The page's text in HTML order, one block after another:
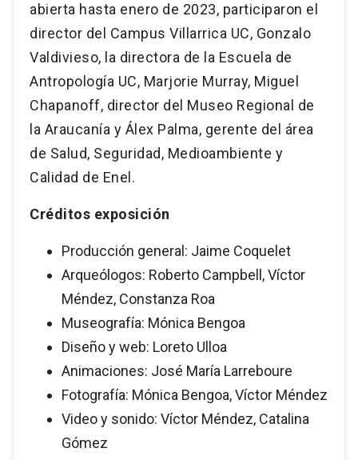
abierta hasta enero de 2023, participaron el
director del Campus Villarrica UC, Gonzalo
Valdivieso, la directora de la Escuela de
Antropología UC, Marjorie Murray, Miguel
Chapanoff, director del Museo Regional de
la Araucanía y Álex Palma, gerente del área
de Salud, Seguridad, Medioambiente y
Calidad de Enel.
Créditos exposición
Producción general: Jaime Coquelet
Arqueólogos: Roberto Campbell, Víctor
Méndez, Constanza Roa
Museografía: Mónica Bengoa
Diseño y web: Loreto Ulloa
Animaciones: José María Larreboure
Fotografía: Mónica Bengoa, Víctor Méndez
Video y sonido: Víctor Méndez, Catalina
Gómez